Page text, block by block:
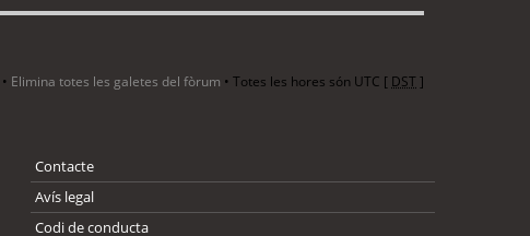
• Elimina totes les galetes del fòrum • Totes les hores són UTC [ DST]
Contacte
Avís legal
Codi de conducta